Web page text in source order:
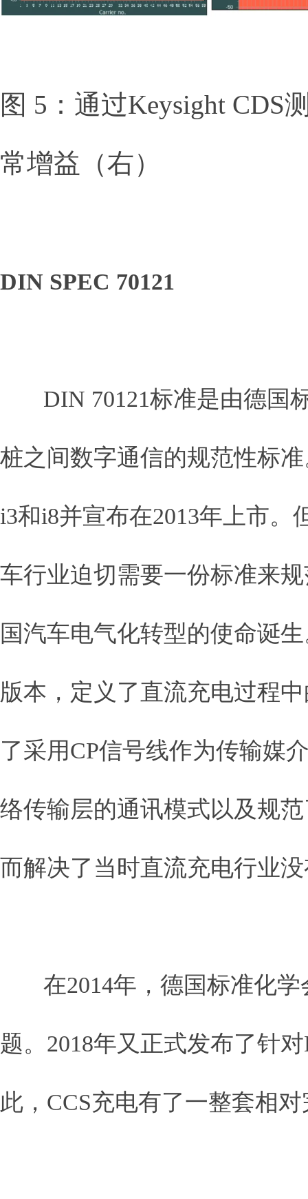
图 5：通过Keysight CDS
常增益（右）
DIN SPEC 70121
DIN 70121标准是由德国标
桩之间数字通信的规范性标
i3和i8并宣布在2013年上市。
车行业迫切需要一份标准来
国汽车电气化转型的使命诞
版本，定义了直流充电过程
了采用CP信号线作为传输媒
络传输层的通讯模式以及规
而解决了当时直流充电行业
在2014年，德国标准化学
题。2018年又正式发布了针
此，CCS充电有了一整套相